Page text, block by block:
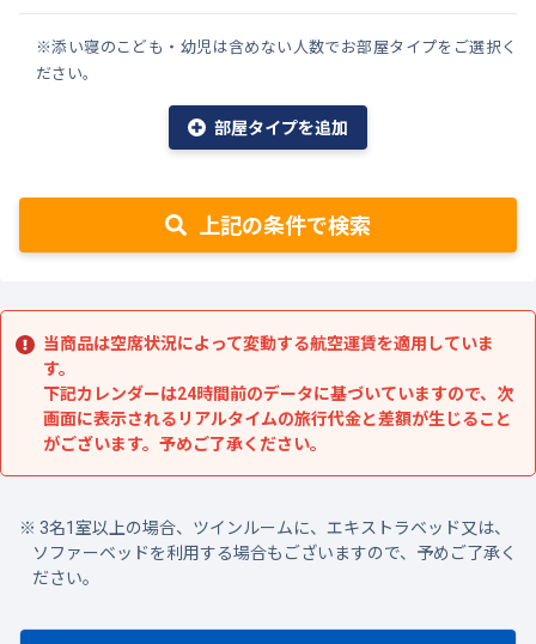
※添い寝のこども・幼児は含めない人数でお部屋タイプをご選択く
ださい。
部屋タイプを追加
上記の条件で検索
当商品は空席状況によって変動する航空運賃を適用していま
す。
下記カレンダーは24時間前のデータに基づいていますので、次
画面に表示されるリアルタイムの旅行代金と差額が生じること
がございます。予めご了承ください。
3名1室以上の場合、ツインルームに、エキストラベッド又は、
ソファーベッドを利用する場合もございますので、予めご了承く
ださい。